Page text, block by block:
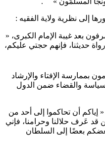
إلى نظرية ولاية الفقيه :
بعد غيبة الإمام الكبرى، «
حديثنا، فإنهم حجتي عليكم،
بممارسة الإفتاء والإرشاد
والقضاء ضمن الدول
أن تحاكموا إلى أحد من
عَرف حلالنا وحرامنا، فإني
بعضًا إلى السلطان